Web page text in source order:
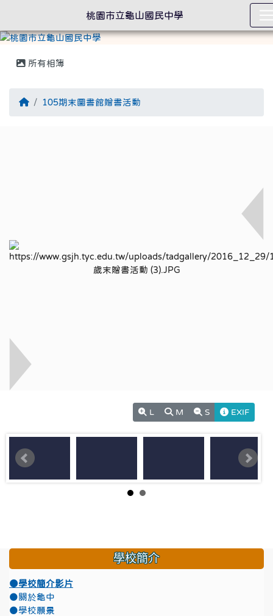
所有相簿
回首頁105期末圖書館贈書活動
L M S EXIF
學校簡介
●學校簡介影片
●關於龜中
●學校願景
桃園市立龜山國民中學